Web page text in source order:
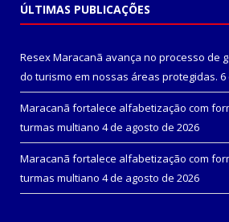
ÚLTIMAS PUBLICAÇÕES
Resex Maracanã avança no processo de
do turismo em nossas áreas protegidas. 6
Maracanã fortalece alfabetização com
turmas multiano 4 de agosto de 2026
Maracanã fortalece alfabetização com
turmas multiano 4 de agosto de 2026